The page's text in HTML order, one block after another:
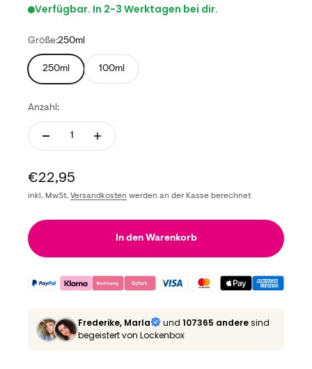
Verfügbar. In 2-3 Werktagen bei dir.
Größe:250ml
250ml 100ml
Anzahl:
Angebot
€22,95
inkl. MwSt. Versandkosten werden an der Kasse berechnet
In den Warenkorb
Frederike, Marla und 107365 anderesind
begeistert von Lockenbox